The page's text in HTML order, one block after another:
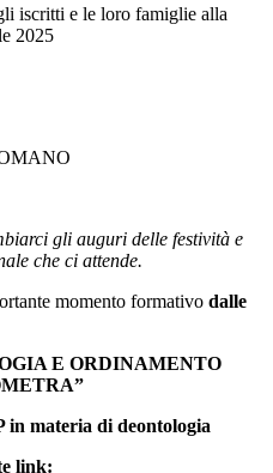
iscritti e le loro famiglie alla
2025
gli auguri delle festività e
che ci attende.
momento formativo dalle
E ORDINAMENTO
in materia di deontologia
link: